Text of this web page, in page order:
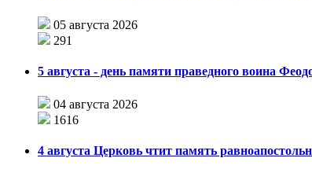
05 августа 2026
291
5 августа - день памяти праведного воина
04 августа 2026
1616
4 августа Церковь чтит память